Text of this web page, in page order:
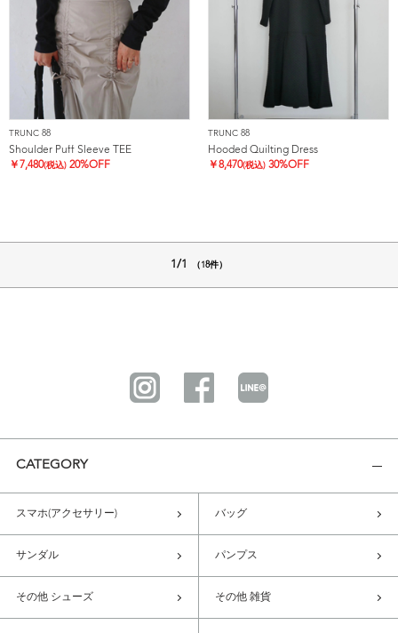
TRUNC 88
Shoulder Puff Sleeve TEE
￥ 7,480(税込) 20%OFF
TRUNC 88
Hooded Quilting Dress
￥8,470(税込) 30%OFF
1/1 （18件）
CATEGORY
スマホ(アクセサリー) バッグ
サンダル パンプス
その他 シューズ その他 雑貨